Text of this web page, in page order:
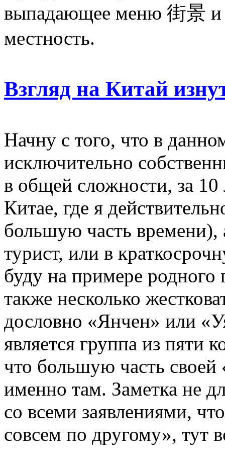
выпадающее меню 街景
местность.
Взгляд на Китай
Начну с того, что в
исключительно
в общей сложности, за
Китае, где я
большую часть времени),
турист, или в
буду на примере родного
также несколько
дословно «Янчен» или
является группа из пяти
что большую часть своей
именно там. Заметка не
со всеми заявлениями,
совсем по другому», тут